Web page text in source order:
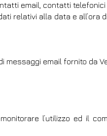
email, contatti
relativi alla data e all’ora
messaggi email fornito da
l’utilizzo ed il